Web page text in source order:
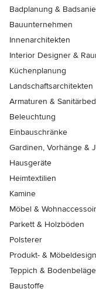
Badplanung &
Bauunternehmen
Innenarchitekten
Interior Designer &
Küchenplanung
Landschaftsarchitekten
Armaturen &
Beleuchtung
Einbauschränke
Gardinen, Vorhänge &
Hausgeräte
Heimtextilien
Kamine
Möbel &
Parkett & Holzböden
Polsterer
Produkt- &
Teppich & Bodenbeläge
Baustoffe